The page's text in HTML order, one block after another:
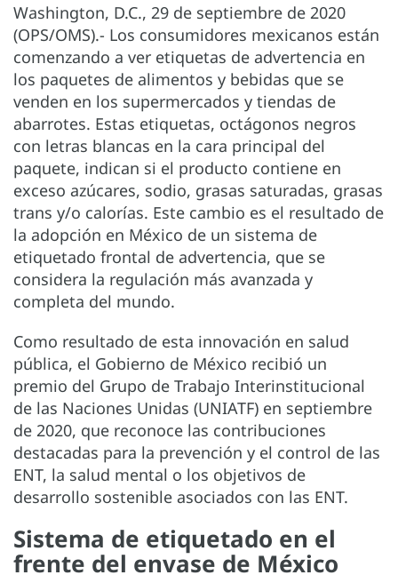
Washington, D.C., 29 de septiembre de 2020
(OPS/OMS).- Los consumidores mexicanos están
comenzando a ver etiquetas de advertencia en
los paquetes de alimentos y bebidas que se
venden en los supermercados y tiendas de
abarrotes. Estas etiquetas, octágonos negros
con letras blancas en la cara principal del
paquete, indican si el producto contiene en
exceso azúcares, sodio, grasas saturadas, grasas
trans y/o calorías. Este cambio es el resultado de
la adopción en México de un sistema de
etiquetado frontal de advertencia, que se
considera la regulación más avanzada y
completa del mundo.
Como resultado de esta innovación en salud
pública, el Gobierno de México recibió un
premio del Grupo de Trabajo Interinstitucional
de las Naciones Unidas (UNIATF) en septiembre
de 2020, que reconoce las contribuciones
destacadas para la prevención y el control de las
ENT, la salud mental o los objetivos de
desarrollo sostenible asociados con las ENT.
Sistema de etiquetado en el
frente del envase de México